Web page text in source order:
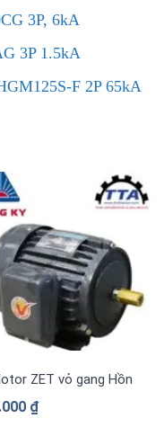
3P, 6kA
3P 1.5kA
F 2P 65kA
ZET vỏ gang Hồng Ký
₫